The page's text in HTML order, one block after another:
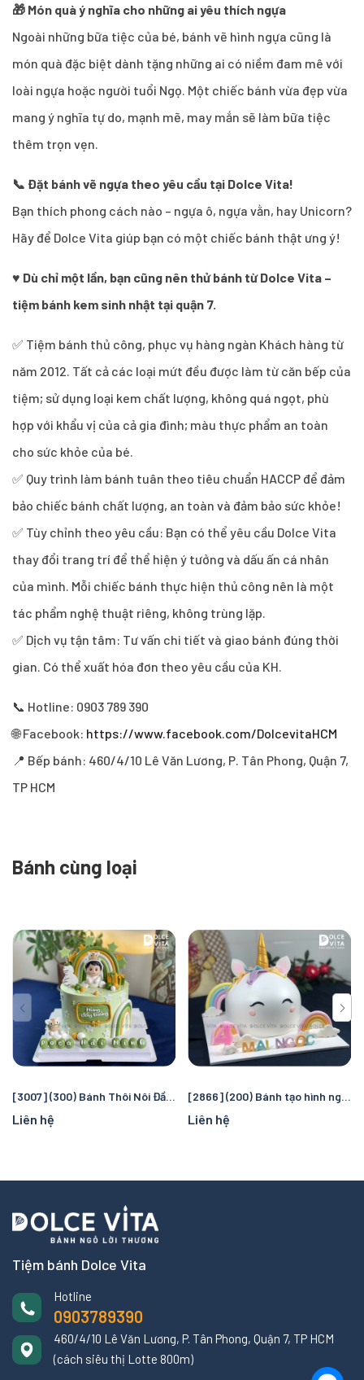
🎁 Món quà ý nghĩa cho những ai yêu thích ngựa
Ngoài những bữa tiệc của bé, bánh vẽ hình ngựa cũng là
món quà đặc biệt dành tặng những ai có niềm đam mê với
loài ngựa hoặc người tuổi Ngọ. Một chiếc bánh vừa đẹp vừa
mang ý nghĩa tự do, mạnh mẽ, may mắn sẽ làm bữa tiệc
thêm trọn vẹn.
📞 Đặt bánh vẽ ngựa theo yêu cầu tại Dolce Vita!
Bạn thích phong cách nào – ngựa ô, ngựa vằn, hay Unicorn?
Hãy để Dolce Vita giúp bạn có một chiếc bánh thật ưng ý!
♥ Dù chỉ một lần, bạn cũng nên thử bánh từ Dolce Vita –
tiệm bánh kem sinh nhật tại quận 7.
✅ Tiệm bánh thủ công, phục vụ hàng ngàn Khách hàng từ
năm 2012. Tất cả các loại mứt đều được làm từ căn bếp của
tiệm; sử dụng loại kem chất lượng, không quá ngọt, phù
hợp với khẩu vị của cả gia đình; màu thực phẩm an toàn
cho sức khỏe của bé.
✅ Quy trình làm bánh tuân theo tiêu chuẩn HACCP để đảm
bảo chiếc bánh chất lượng, an toàn và đảm bảo sức khỏe!
✅ Tùy chỉnh theo yêu cầu: Bạn có thể yêu cầu Dolce Vita
thay đổi trang trí để thể hiện ý tưởng và dấu ấn cá nhân
của mình. Mỗi chiếc bánh thực hiện thủ công nên là một
tác phẩm nghệ thuật riêng, không trùng lặp.
✅ Dịch vụ tận tâm: Tư vấn chi tiết và giao bánh đúng thời
gian. Có thể xuất hóa đơn theo yêu cầu của KH.
📞 Hotline: 0903 789 390
🌐 Facebook: https://www.facebook.com/DolcevitaHCM
📍 Bếp bánh: 460/4/10 Lê Văn Lương, P. Tân Phong, Quận 7,
TP HCM
Bánh cùng loại
[3007] (300) Bánh Thôi Nôi Đầy Tháng Bé Tuổi Ngựa - Tạo Hình Chú Ngựa Dễ Thương
Liên hệ
[2866] (200) Bánh tạo hình ngựa Pony (unicorn)
Liên hệ
Tiệm bánh Dolce Vita
Hotline
0903789390
460/4/10 Lê Văn Lương, P. Tân Phong, Quận 7, TP HCM
(cách siêu thị Lotte 800m)